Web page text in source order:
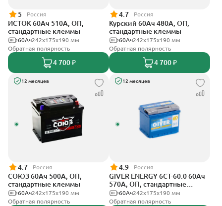
5 Россия
ИСТОК 60Ач 510А, ОП,
стандартные клеммы
242x175x190 мм
60Ач
Обратная полярность
4 700 ₽
4.7 Россия
Курский 60Ач 480А, ОП,
стандартные клеммы
242x175x190 мм
60Ач
Обратная полярность
4 700 ₽
12 месяцев
4.7 Россия
СОЮЗ 60Ач 500А, ОП,
стандартные клеммы
242x175x190 мм
60Ач
Обратная полярность
12 месяцев
4.9 Россия
GIVER ENERGY 6СТ-60.0 60Ач
570А, ОП, стандартные
клеммы242х175х190 мм
60Ач
Обратная полярность